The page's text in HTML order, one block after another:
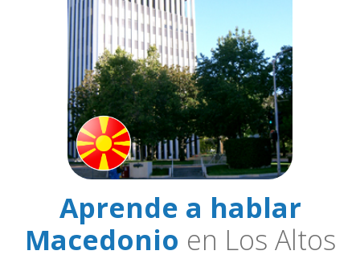
Aprende a hablar
Macedonio en Los Altos